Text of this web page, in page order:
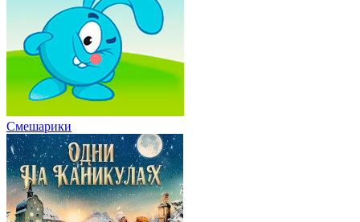
Смешарики